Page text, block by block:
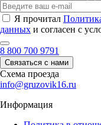
Я прочитал
данных и согласен с
8 800 700 9791
Связаться с нами
Схема проезда
info@gruzovik16.ru
Информация